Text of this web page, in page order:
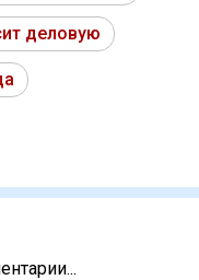
деловую